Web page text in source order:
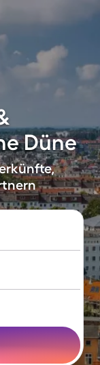
Düne